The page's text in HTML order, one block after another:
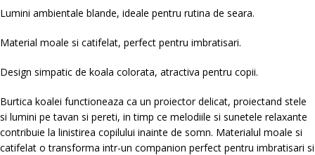
Lumini ambientale blande, ideale pentru rutina de seara.
Material moale si catifelat, perfect pentru imbratisari.
Design simpatic de koala colorata, atractiva pentru copii.
Burtica koalei functioneaza ca un proiector delicat, proiectand stele
si lumini pe tavan si pereti, in timp ce melodiile si sunetele relaxante
contribuie la linistirea copilului inainte de somn. Materialul moale si
catifelat o transforma intr-un companion perfect pentru imbratisari si